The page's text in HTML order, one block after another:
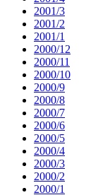
2001/3
2001/2
2001/1
2000/12
2000/11
2000/10
2000/9
2000/8
2000/7
2000/6
2000/5
2000/4
2000/3
2000/2
2000/1